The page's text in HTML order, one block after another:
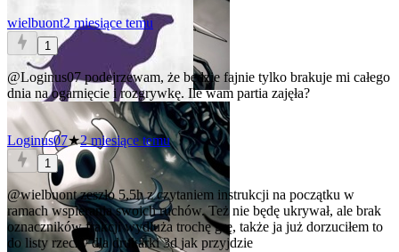
wielbuont2 miesiące temu
1
@Loginus07podejrzewam, że będzie fajnie tylko brakuje mi całego
dnia na ogarnięcie i rozgrywkę. Ile wam partia zajęła?
Loginus07★2 miesiące temu
1
@wielbuontzeszło 5,5h z czytaniem instrukcji na początku w
ramach wspierania swoich ruchów. Też nie będę ukrywał, ale brak
oznaczników frakcji wydluża trochę grę, także ja już dorzuciłem to
do listy rzeczy dla drukarki 3d jak przyjdzie